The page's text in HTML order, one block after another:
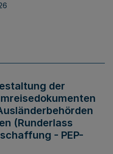
der
(Runderlass
- PEP-